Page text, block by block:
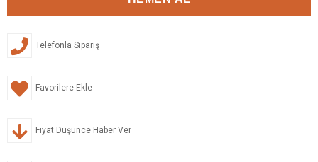
Telefonla Sipariş
Favorilere Ekle
Fiyat Düşünce Haber Ver